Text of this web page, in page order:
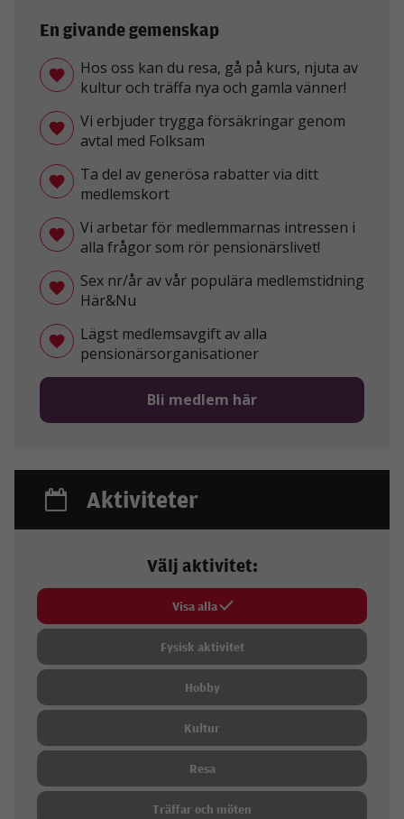
En givande gemenskap
Hos oss kan du resa, gå på kurs, njuta av
kultur och träffa nya och gamla vänner!
Vi erbjuder trygga försäkringar genom
avtal med Folksam
Ta del av generösa rabatter via ditt
medlemskort
Vi arbetar för medlemmarnas intressen i
alla frågor som rör pensionärslivet!
Sex nr/år av vår populära medlemstidning
Här&Nu
Lägst medlemsavgift av alla
pensionärsorganisationer
Bli medlem här
Aktiviteter
Välj aktivitet:
Visa alla
Fysisk aktivitet
Hobby
Kultur
Resa
Träffar och möten